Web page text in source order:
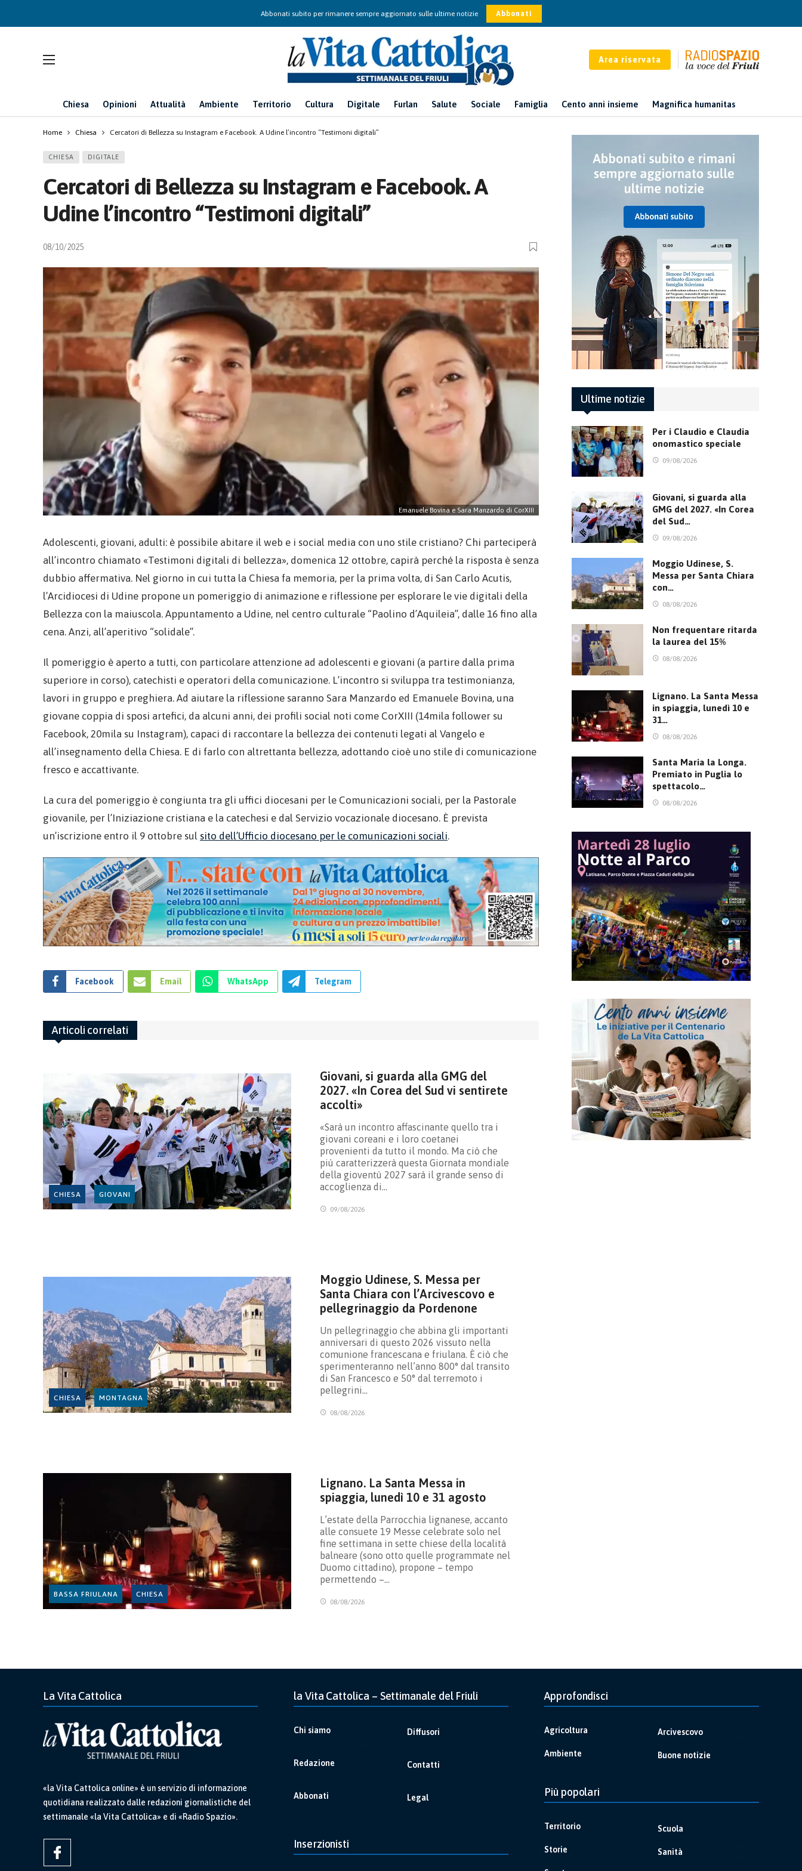
Abbonati subito per rimanere sempre aggiornato sulle ultime notizie Abbonati
Area riservata
Chiesa Opinioni Attualità Ambiente Territorio Cultura Digitale Furlan Salute Sociale Famiglia Cento anni insieme Magnifica humanitas
Home Chiesa Cercatori di Bellezza su Instagram e Facebook. A Udine l’incontro “Testimoni digitali”
CHIESA DIGITALE
Cercatori di Bellezza su Instagram e Facebook. A
Udine l’incontro “Testimoni digitali”
08/10/2025
Emanuele Bovina e Sara Manzardo di CorXIII
Adolescenti, giovani, adulti: è possibile abitare il web e i social media con uno stile cristiano? Chi parteciperà
all’incontro chiamato «Testimoni digitali di bellezza», domenica 12 ottobre, capirà perché la risposta è senza
dubbio affermativa. Nel giorno in cui tutta la Chiesa fa memoria, per la prima volta, di San Carlo Acutis,
l’Arcidiocesi di Udine propone un pomeriggio di animazione e riflessione per esplorare le vie digitali della
Bellezza con la maiuscola. Appuntamento a Udine, nel centro culturale “Paolino d’Aquileia”, dalle 16 fino alla
cena. Anzi, all’aperitivo “solidale”.
Il pomeriggio è aperto a tutti, con particolare attenzione ad adolescenti e giovani (a partire dalla prima
superiore in corso), catechisti e operatori della comunicazione. L’incontro si sviluppa tra testimonianza,
lavori in gruppo e preghiera. Ad aiutare la riflessione saranno Sara Manzardo ed Emanuele Bovina, una
giovane coppia di sposi artefici, da alcuni anni, dei profili social noti come CorXIII (14mila follower su
Facebook, 20mila su Instagram), capaci di raccontare la bellezza dei contenuti legati al Vangelo e
all’insegnamento della Chiesa. E di farlo con altrettanta bellezza, adottando cioè uno stile di comunicazione
fresco e accattivante.
La cura del pomeriggio è congiunta tra gli uffici diocesani per le Comunicazioni sociali, per la Pastorale
giovanile, per l’Iniziazione cristiana e la catechesi e dal Servizio vocazionale diocesano. È prevista
un’iscrizione entro il 9 ottobre sul sito dell’Ufficio diocesano per le comunicazioni sociali.
Facebook Email WhatsApp Telegram
Articoli correlati
CHIESA GIOVANI
Giovani, si guarda alla GMG del
2027. «In Corea del Sud vi sentirete
accolti»
«Sarà un incontro affascinante quello tra i
giovani coreani e i loro coetanei
provenienti da tutto il mondo. Ma ciò che
più caratterizzerà questa Giornata mondiale
della gioventù 2027 sarà il grande senso di
accoglienza di…
09/08/2026
CHIESA MONTAGNA
Moggio Udinese, S. Messa per
Santa Chiara con l’Arcivescovo e
pellegrinaggio da Pordenone
Un pellegrinaggio che abbina gli importanti
anniversari di questo 2026 vissuto nella
comunione francescana e friulana. È ciò che
sperimenteranno nell’anno 800° dal transito
di San Francesco e 50° dal terremoto i
pellegrini…
08/08/2026
BASSA FRIULANA CHIESA
Lignano. La Santa Messa in
spiaggia, lunedì 10 e 31 agosto
L’estate della Parrocchia lignanese, accanto
alle consuete 19 Messe celebrate solo nel
fine settimana in sette chiese della località
balneare (sono otto quelle programmate nel
Duomo cittadino), propone – tempo
permettendo –…
08/08/2026
Ultime notizie
Per i Claudio e Claudia
onomastico speciale
09/08/2026
Giovani, si guarda alla
GMG del 2027. «In Corea
del Sud…
09/08/2026
Moggio Udinese, S.
Messa per Santa Chiara
con…
08/08/2026
Non frequentare ritarda
la laurea del 15%
08/08/2026
Lignano. La Santa Messa
in spiaggia, lunedì 10 e
31…
08/08/2026
Santa Maria la Longa.
Premiato in Puglia lo
spettacolo…
08/08/2026
La Vita Cattolica
«la Vita Cattolica online» è un servizio di informazione
quotidiana realizzato dalle redazioni giornalistiche del
settimanale «la Vita Cattolica» e di «Radio Spazio».
la Vita Cattolica – Settimanale del Friuli
Chi siamo
Redazione
Abbonati
Diffusori
Contatti
Legal
Inserzionisti
Approfondisci
Agricoltura
Ambiente
Arcivescovo
Buone notizie
Più popolari
Territorio
Storie
Scuola
Sanità